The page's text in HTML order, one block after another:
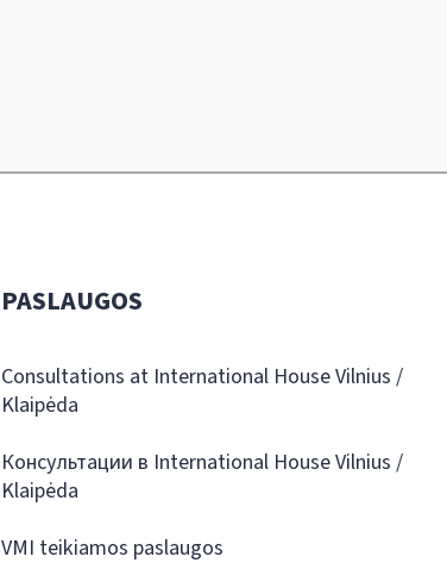
PASLAUGOS
Consultations at International House Vilnius /
Klaipėda
Консультации в International House Vilnius /
Klaipėda
VMI teikiamos paslaugos